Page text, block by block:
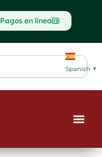
Pagos en línea
Spanish ▼